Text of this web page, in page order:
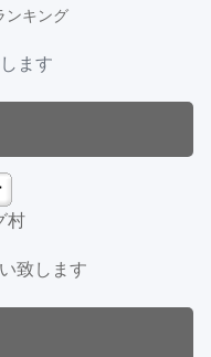
ンキング
ます
村
致します